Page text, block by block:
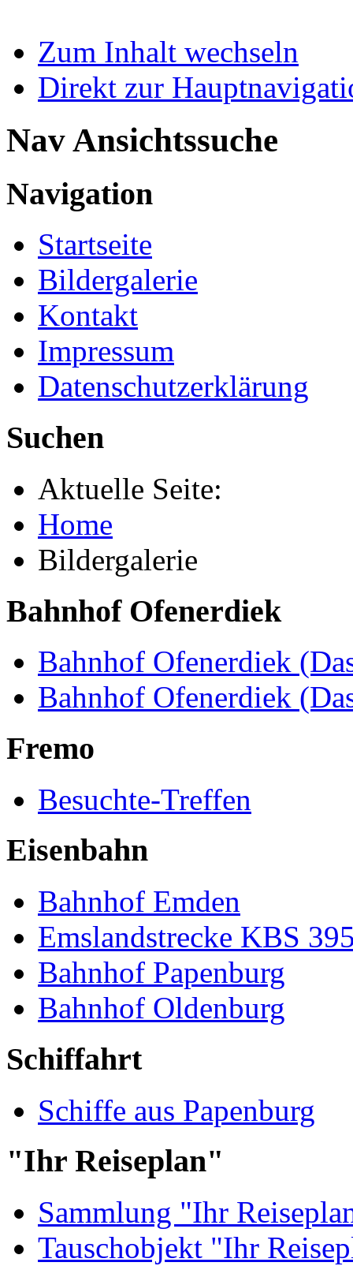
Zum Inhalt wechseln
Direkt zur
Nav Ansichtssuche
Navigation
Startseite
Bildergalerie
Kontakt
Impressum
Datenschutzerklärung
Suchen
Aktuelle Seite:
Home
Bildergalerie
Bahnhof Ofenerdiek
Bahnhof Ofenerdiek
Bahnhof Ofenerdiek
Fremo
Besuchte-Treffen
Eisenbahn
Bahnhof Emden
Emslandstrecke KBS
Bahnhof Papenburg
Bahnhof Oldenburg
Schiffahrt
Schiffe aus Papenburg
"Ihr Reiseplan"
Sammlung "Ihr
Tauschobjekt "Ihr